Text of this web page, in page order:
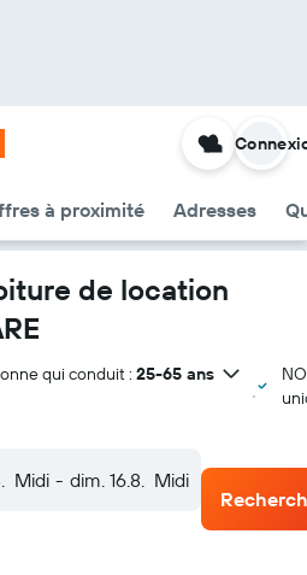
à proximité Adresses
de location
qui conduit : 25-65 ans
Midi - dim. 16.8. Midi